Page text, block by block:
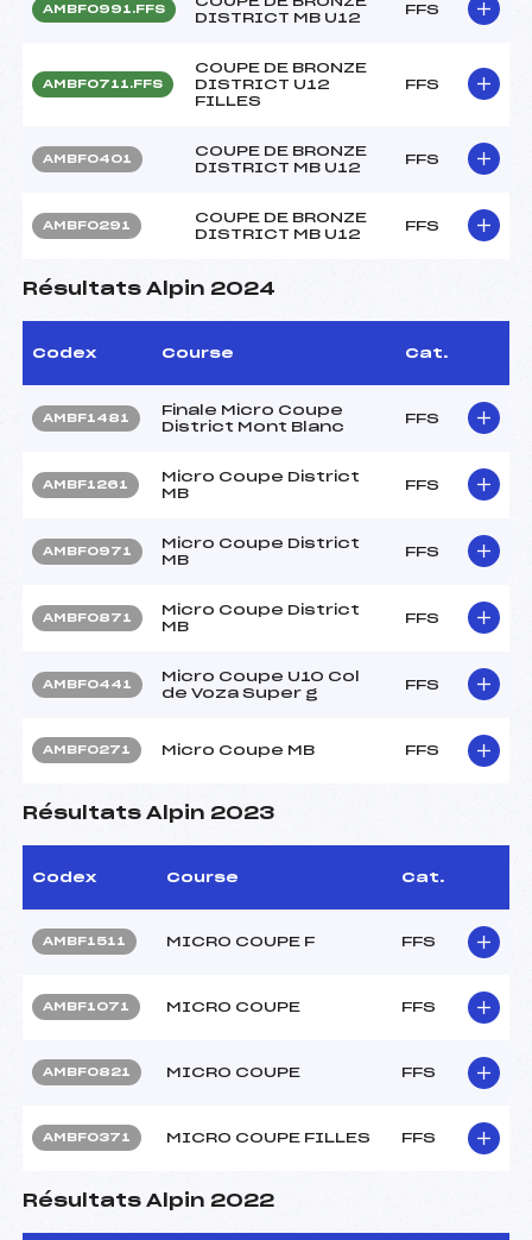
AMBF0991.FFS
DISTRICT MB U12
FFS
AMBF0711.FFS
COUPE DE BRONZE
DISTRICT U12
FILLES
FFS
AMBF0401
COUPE DE BRONZE
DISTRICT MB U12
FFS
AMBF0291
COUPE DE BRONZE
DISTRICT MB U12
FFS
Résultats Alpin 2024
Codex Course Cat.
AMBF1481
Finale Micro Coupe
District Mont Blanc
FFS
AMBF1261
Micro Coupe District
MB
FFS
AMBF0971
Micro Coupe District
MB
FFS
AMBF0871
Micro Coupe District
MB
FFS
AMBF0441
Micro Coupe U10 Col
de Voza Super g
FFS
AMBF0271 Micro Coupe MB FFS
Résultats Alpin 2023
Codex Course Cat.
AMBF1511 MICRO COUPE F FFS
AMBF1071 MICRO COUPE FFS
AMBF0821 MICRO COUPE FFS
AMBF0371 MICRO COUPE FILLES FFS
Résultats Alpin 2022